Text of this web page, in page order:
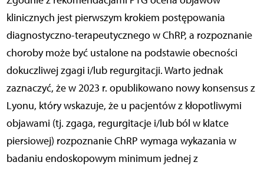
klinicznych jest pierwszym krokiem postępowania
diagnostyczno-terapeutycznego w ChRP, a rozpoznanie
choroby może być ustalone na podstawie obecności
dokuczliwej zgagi i/lub regurgitacji. Warto jednak
zaznaczyć, że w 2023 r. opublikowano nowy konsensus z
Lyonu, który wskazuje, że u pacjentów z kłopotliwymi
objawami (tj. zgaga, regurgitacje i/lub ból w klatce
piersiowej) rozpoznanie ChRP wymaga wykazania w
badaniu endoskopowym minimum jednej z